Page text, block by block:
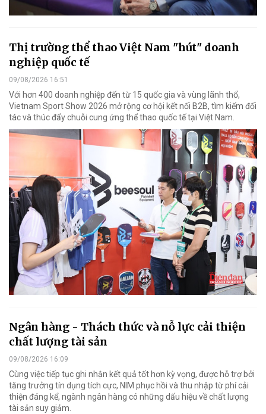
Thị trường thể thao Việt Nam "hút" doanh
nghiệp quốc tế
09/08/2026 16:51
Với hơn 400 doanh nghiệp đến từ 15 quốc gia và vùng lãnh thổ,
Vietnam Sport Show 2026 mở rộng cơ hội kết nối B2B, tìm kiếm đối
tác và thúc đẩy chuỗi cung ứng thể thao quốc tế tại Việt Nam.
Ngân hàng - Thách thức và nỗ lực cải thiện
chất lượng tài sản
09/08/2026 16:09
Cùng việc tiếp tục ghi nhận kết quả tốt hơn kỳ vọng, được hỗ trợ bởi
tăng trưởng tín dụng tích cực, NIM phục hồi và thu nhập từ phí cải
thiện đáng kể, ngành ngân hàng có những dấu hiệu về chất lượng
tài sản suy giảm.